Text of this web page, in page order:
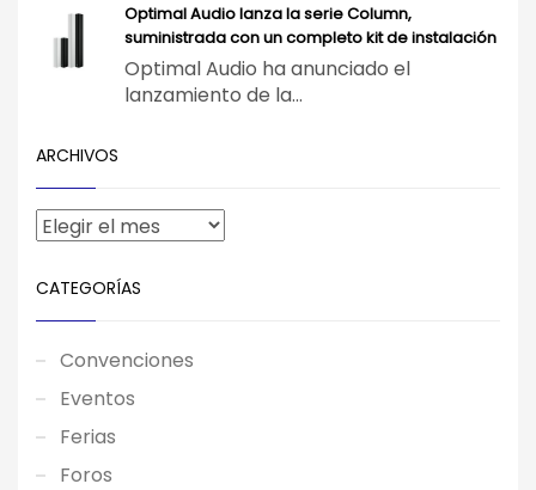
Optimal Audio lanza la serie Column,
suministrada con un completo kit de instalación
Optimal Audio ha anunciado el
lanzamiento de la...
ARCHIVOS
CATEGORÍAS
Convenciones
Eventos
Ferias
Foros